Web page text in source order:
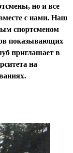
но и все
с нами. Наш
спортсменом
показывающих
приглашает в
на